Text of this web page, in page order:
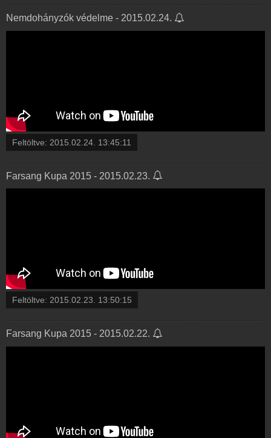
Nemdohányzók védelme - 2015.02.24.
Feltöltve: 2015.02.24. 13:45:11
Farsang Kupa 2015 - 2015.02.23.
Feltöltve: 2015.02.23. 13:50:15
Farsang Kupa 2015 - 2015.02.22.